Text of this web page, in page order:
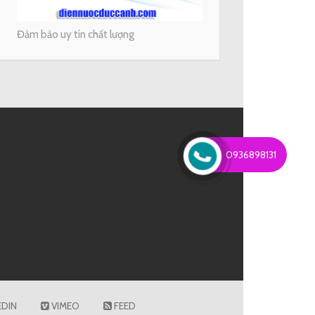
0936898131
Đảm bảo uy tín chất lượng
VIMEO FEED